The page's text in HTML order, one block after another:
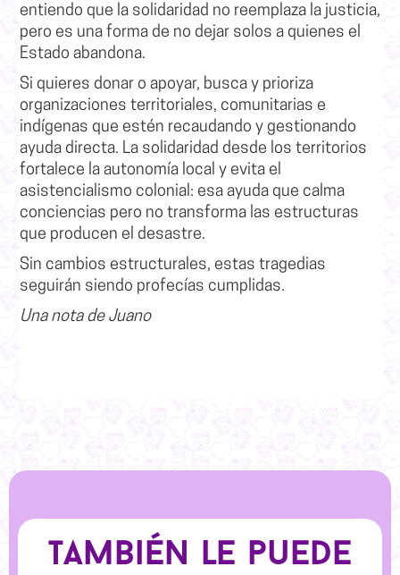
entiendo que la solidaridad no reemplaza la justicia,
pero es una forma de no dejar solos a quienes el
Estado abandona.
Si quieres donar o apoyar, busca y prioriza
organizaciones territoriales, comunitarias e
indígenas que estén recaudando y gestionando
ayuda directa. La solidaridad desde los territorios
fortalece la autonomía local y evita el
asistencialismo colonial: esa ayuda que calma
conciencias pero no transforma las estructuras
que producen el desastre.
Sin cambios estructurales, estas tragedias
seguirán siendo profecías cumplidas.
Una nota de Juano
También le puede